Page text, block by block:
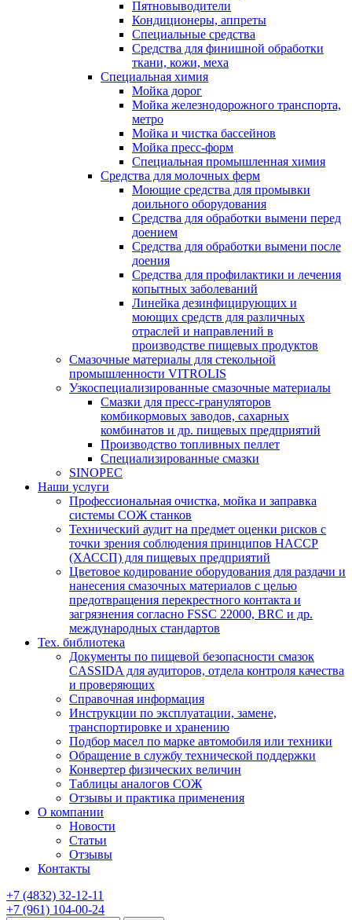
Пятновыводители
Кондиционеры, аппреты
Специальные средства
Средства для финишной обработки
ткани, кожи, меха
Специальная химия
Мойка дорог
Мойка железнодорожного транспорта,
метро
Мойка и чистка бассейнов
Мойка пресс-форм
Специальная промышленная химия
Средства для молочных ферм
Моющие средства для промывки
доильного оборудования
Средства для обработки вымени перед
доением
Средства для обработки вымени после
доения
Средства для профилактики и лечения
копытных заболеваний
Линейка дезинфицирующих и
моющих средств для различных
отраслей и направлений в
производстве пищевых продуктов
Смазочные материалы для стекольной
промышленности VITROLIS
Узкоспециализированные смазочные материалы
Смазки для пресс-грануляторов
комбикормовых заводов, сахарных
комбинатов и др. пищевых предприятий
Производство топливных пеллет
Специализированные смазки
SINOPEC
Наши услуги
Профессиональная очистка, мойка и заправка
системы СОЖ станков
Технический аудит на предмет оценки рисков с
точки зрения соблюдения принципов HACCP
(ХАССП) для пищевых предприятий
Цветовое кодирование оборудования для раздачи и
нанесения смазочных материалов с целью
предотвращения перекрестного контакта и
загрязнения согласно FSSC 22000, BRC и др.
международных стандартов
Тех. библиотека
Документы по пищевой безопасности смазок
CASSIDA для аудиторов, отдела контроля качества
и проверяющих
Справочная информация
Инструкции по эксплуатации, замене,
транспортировке и хранению
Подбор масел по марке автомобиля или техники
Обращение в службу технической поддержки
Конвертер физических величин
Таблицы аналогов СОЖ
Отзывы и практика применения
О компании
Новости
Статьи
Отзывы
Контакты
+7 (4832) 32-12-11
+7 (961) 104-00-24